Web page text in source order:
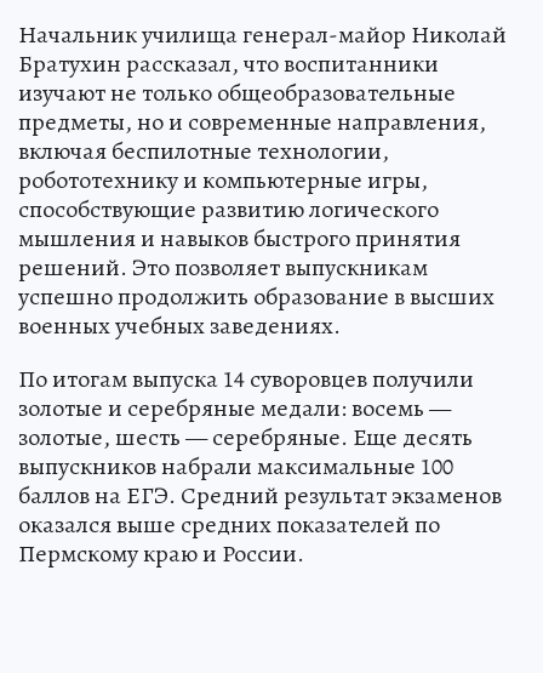
Начальник училища генерал-майор Николай
Братухин рассказал, что воспитанники
изучают не только общеобразовательные
предметы, но и современные направления,
включая беспилотные технологии,
робототехнику и компьютерные игры,
способствующие развитию логического
мышления и навыков быстрого принятия
решений. Это позволяет выпускникам
успешно продолжить образование в высших
военных учебных заведениях.
По итогам выпуска 14 суворовцев получили
золотые и серебряные медали: восемь —
золотые, шесть — серебряные. Еще десять
выпускников набрали максимальные 100
баллов на ЕГЭ. Средний результат экзаменов
оказался выше средних показателей по
Пермскому краю и России.